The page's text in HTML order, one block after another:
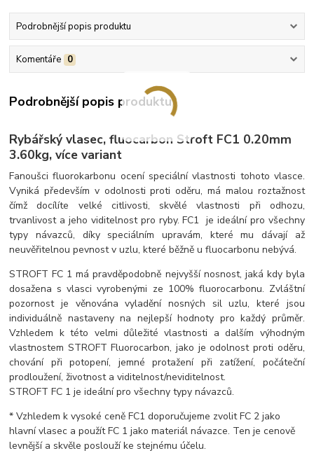
Podrobnější popis produktu
Komentáře 0
Podrobnější popis produktu
Rybářský vlasec, fluocarbon Stroft FC1 0.20mm
3.60kg, více variant
Fanoušci fluorokarbonu ocení speciální vlastnosti tohoto vlasce.
Vyniká především v odolnosti proti oděru, má malou roztažnost
čímž docílíte velké citlivosti, skvělé vlastnosti při odhozu,
trvanlivost a jeho viditelnost pro ryby. FC1 je ideální pro všechny
typy návazců, díky speciálním upravám, které mu dávají až
neuvěřitelnou pevnost v uzlu, které běžně u fluocarbonu nebývá.
STROFT FC 1 má pravděpodobně nejvyšší nosnost, jaká kdy byla
dosažena s vlasci vyrobenými ze 100% fluorocarbonu. Zvláštní
pozornost je věnována vyladění nosných sil uzlu, které jsou
individuálně nastaveny na nejlepší hodnoty pro každý průměr.
Vzhledem k této velmi důležité vlastnosti a dalším výhodným
vlastnostem STROFT Fluorocarbon, jako je odolnost proti oděru,
chování při potopení, jemné protažení při zatížení, počáteční
prodloužení, životnost a viditelnost/neviditelnost.
STROFT FC 1 je ideální pro všechny typy návazců.
* Vzhledem k vysoké ceně FC1 doporučujeme zvolit FC 2 jako
hlavní vlasec a použít FC 1 jako materiál návazce. Ten je cenově
levnější a skvěle poslouží ke stejnému účelu.